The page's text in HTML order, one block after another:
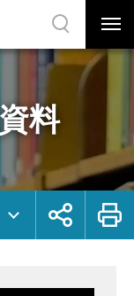
選
單
關
網
站
尋
料
展
鈕
列